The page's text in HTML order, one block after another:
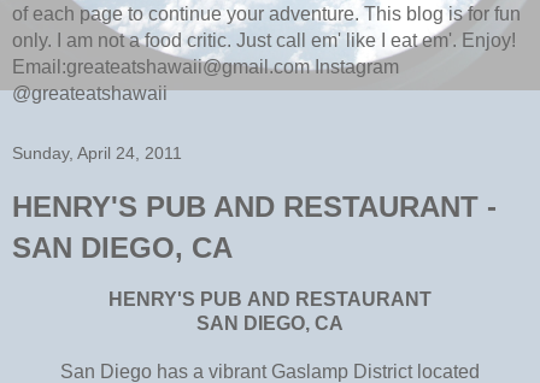
of each page to continue your adventure. This blog is for fun
only. I am not a food critic. Just call em' like I eat em'. Enjoy!
Email:greateatshawaii@gmail.com Instagram
@greateatshawaii
Sunday, April 24, 2011
HENRY'S PUB AND RESTAURANT -
SAN DIEGO, CA
HENRY'S PUB AND RESTAURANT
SAN DIEGO, CA
San Diego has a vibrant Gaslamp District located